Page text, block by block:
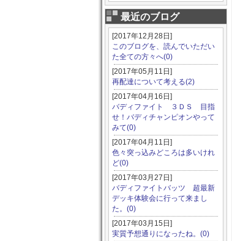
最近のブログ
[2017年12月28日]
このブログを、読んでいただい
た全ての方々へ(0)
[2017年05月11日]
再配達について考える(2)
[2017年04月16日]
バディファイト ３ＤＳ 目指
せ！バディチャンピオンやって
みて(0)
[2017年04月11日]
色々突っ込みどころは多いけれ
ど(0)
[2017年03月27日]
バディファイトバッツ 超最新
デッキ体験会に行って来まし
た。(0)
[2017年03月15日]
実質予想通りになったね。(0)